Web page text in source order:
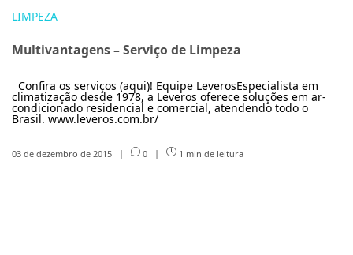
LIMPEZA
Multivantagens – Serviço de Limpeza
Confira os serviços (aqui)! Equipe LeverosEspecialista em
climatização desde 1978, a Leveros oferece soluções em ar-
condicionado residencial e comercial, atendendo todo o
Brasil. www.leveros.com.br/
03 de dezembro de 2015 | 0 | 1 min de leitura